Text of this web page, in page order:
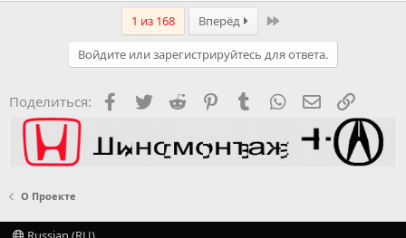
1 из 168 Вперёд Last
Войдите или зарегистрируйтесь для ответа.
Поделиться: Facebook
TwitterReddit PinterestTumblr WhatsApp Ссылка
О Проекте